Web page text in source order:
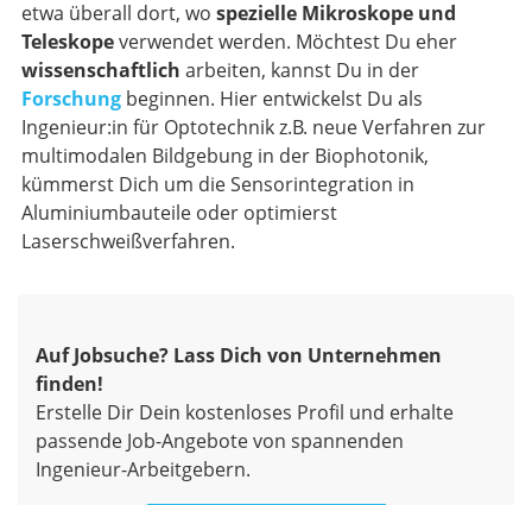
etwa überall dort, wo spezielle Mikroskope und
Teleskope verwendet werden. Möchtest Du eher
wissenschaftlich arbeiten, kannst Du in der
Forschung beginnen. Hier entwickelst Du als
Ingenieur:in für Optotechnik z.B. neue Verfahren zur
multimodalen Bildgebung in der Biophotonik,
kümmerst Dich um die Sensorintegration in
Aluminiumbauteile oder optimierst
Laserschweißverfahren.
Auf Jobsuche? Lass Dich von Unternehmen
finden!
Erstelle Dir Dein kostenloses Profil und erhalte
passende Job-Angebote von spannenden
Ingenieur-Arbeitgebern.